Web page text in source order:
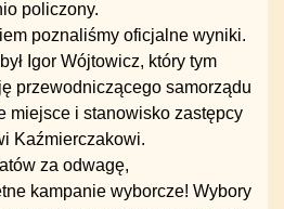
policzony.
poznaliśmy oficjalne wyniki.
Igor Wójtowicz, który tym
przewodniczącego samorządu
miejsce i stanowisko zastępcy
Kaźmierczakowi.
za odwagę,
kampanie wyborcze! Wybory